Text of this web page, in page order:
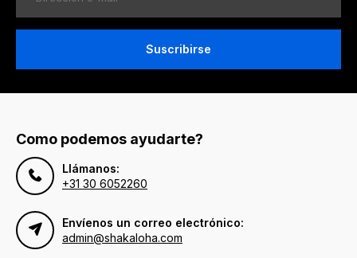
Suscribirse
Como podemos ayudarte?
Llámanos:
+31 30 6052260
Envíenos un correo electrónico:
admin@shakaloha.com